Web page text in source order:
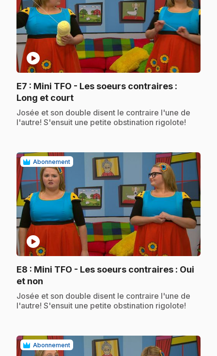
play_circle
E7 : Mini TFO - Les soeurs contraires :
Long et court.
.Josée et son double disent le contraire l'une de
l'autre! S'ensuit une petite obstination rigolote!
Abonnement
play_circle
E8 : Mini TFO - Les soeurs contraires : Oui
et non
.Josée et son double disent le contraire l'une de
l'autre! S'ensuit une petite obstination rigolote!
Abonnement